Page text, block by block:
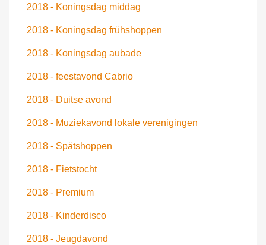
2018 - Koningsdag middag
2018 - Koningsdag frühshoppen
2018 - Koningsdag aubade
2018 - feestavond Cabrio
2018 - Duitse avond
2018 - Muziekavond lokale verenigingen
2018 - Spätshoppen
2018 - Fietstocht
2018 - Premium
2018 - Kinderdisco
2018 - Jeugdavond